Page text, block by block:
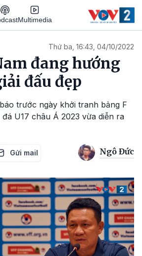
Multimedia
Thứ ba, 16:43, 04/10/2022
đang hướng
đấu đẹp
trước ngày khởi tranh bảng F
U17 châu Á 2023 vừa diễn ra
Gửi mail Ngô Đức